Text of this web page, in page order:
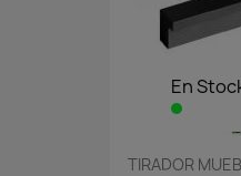
En
TIRADOR